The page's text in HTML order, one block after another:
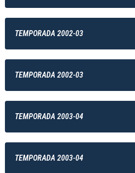
TEMPORADA 2002-03
TEMPORADA 2002-03
TEMPORADA 2003-04
TEMPORADA 2003-04